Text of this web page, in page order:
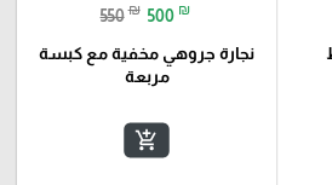
550 ₪ 500 ₪
نجارة جروهي مخفية مع كبسة
مربعة
add_shopping_cart